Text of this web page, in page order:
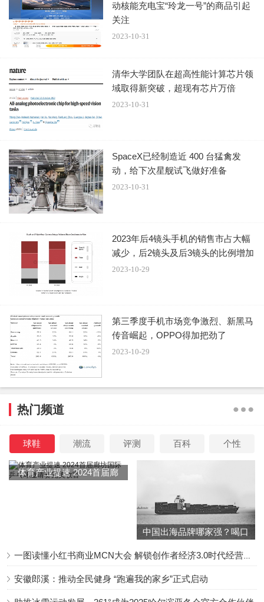
动核能充电宝“玲龙一号”的商品引起
关注
2023-10-31
清华大学团队在超高性能计算芯片领
域取得新突破，超现有芯片万倍
2023-10-31
SpaceX已经制造近 400 台猛禽发
动，给下次星舰试飞做好准备
2023-10-31
2023年后4镜头手机的销售市占大幅
减少，后2镜头及后3镜头的比例增加
2023-10-29
第三季度手机市场竞争激烈、新黑马
传音崛起，OPPO得加把劲了
2023-10-29
热门频道
球鞋 潮流 评测 百科 个性
体育产业提速 2024首届廊
中国出海品牌哪家强？喝口
安徽郎溪：推动全民健身 “跑遍我的家乡”正式启动